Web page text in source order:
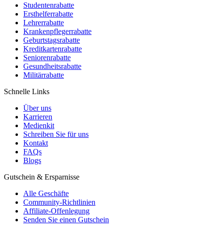
Studentenrabatte
Ersthelferrabatte
Lehrerrabatte
Krankenpflegerrabatte
Geburtstagsrabatte
Kreditkartenrabatte
Seniorenrabatte
Gesundheitsrabatte
Militärrabatte
Schnelle Links
Über uns
Karrieren
Medienkit
Schreiben Sie für uns
Kontakt
FAQs
Blogs
Gutschein & Ersparnisse
Alle Geschäfte
Community-Richtlinien
Affiliate-Offenlegung
Senden Sie einen Gutschein